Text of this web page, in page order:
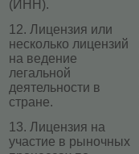
(ИНН).
12. Лицензия или
несколько лицензий
на ведение
легальной
деятельности в
стране.
13. Лицензия на
участие в рыночных